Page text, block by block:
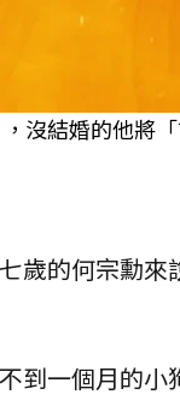
沒結婚的他將
歲的何宗勳
到一個月的